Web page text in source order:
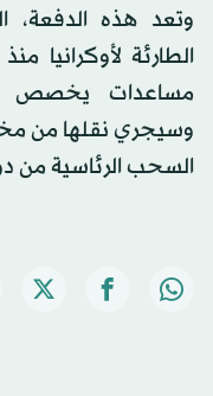
وتعد هذه الدفعة،
الطارئة لأوكرانيا
وسيجري نقلها من
السحب الرئاسية من